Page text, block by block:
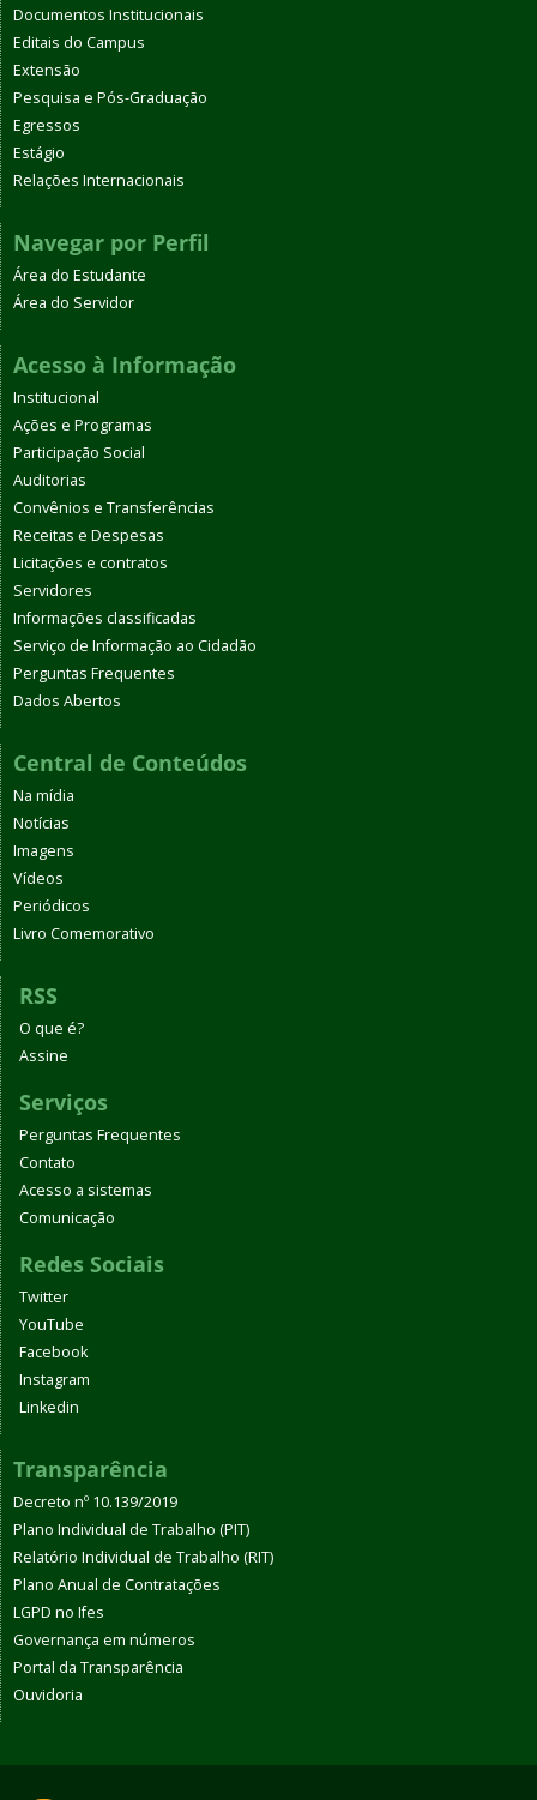
Documentos Institucionais
Editais do Campus
Extensão
Pesquisa e Pós-Graduação
Egressos
Estágio
Relações Internacionais
Navegar por Perfil
Área do Estudante
Área do Servidor
Acesso à Informação
Institucional
Ações e Programas
Participação Social
Auditorias
Convênios e Transferências
Receitas e Despesas
Licitações e contratos
Servidores
Informações classificadas
Serviço de Informação ao Cidadão
Perguntas Frequentes
Dados Abertos
Central de Conteúdos
Na mídia
Notícias
Imagens
Vídeos
Periódicos
Livro Comemorativo
RSS
O que é?
Assine
Serviços
Perguntas Frequentes
Contato
Acesso a sistemas
Comunicação
Redes Sociais
Twitter
YouTube
Facebook
Instagram
Linkedin
Transparência
Decreto nº 10.139/2019
Plano Individual de Trabalho (PIT)
Relatório Individual de Trabalho (RIT)
Plano Anual de Contratações
LGPD no Ifes
Governança em números
Portal da Transparência
Ouvidoria